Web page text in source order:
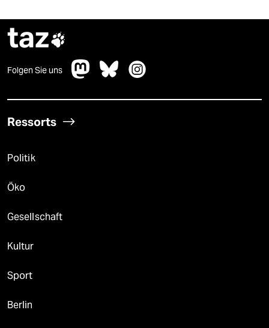
taz
Folgen Sie uns
Ressorts
Politik
Öko
Gesellschaft
Kultur
Sport
Berlin